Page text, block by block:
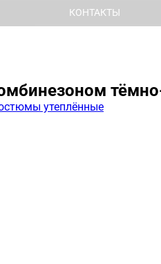
КОНТАКТЫ
утеплённые